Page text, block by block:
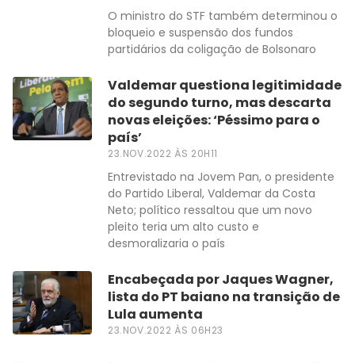
O ministro do STF também determinou o
bloqueio e suspensão dos fundos
partidários da coligação de Bolsonaro
Valdemar questiona legitimidade
do segundo turno, mas descarta
novas eleições: ‘Péssimo para o
país’
23.NOV.2022 ÀS 20H11
Entrevistado na Jovem Pan, o presidente
do Partido Liberal, Valdemar da Costa
Neto; político ressaltou que um novo
pleito teria um alto custo e
desmoralizaria o país
Encabeçada por Jaques Wagner,
lista do PT baiano na transição de
Lula aumenta
23.NOV.2022 ÀS 06H23